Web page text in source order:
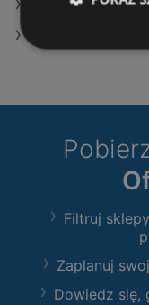
Oferty Leroy
Filtruj
Zaplanuj
Dowiedz się,